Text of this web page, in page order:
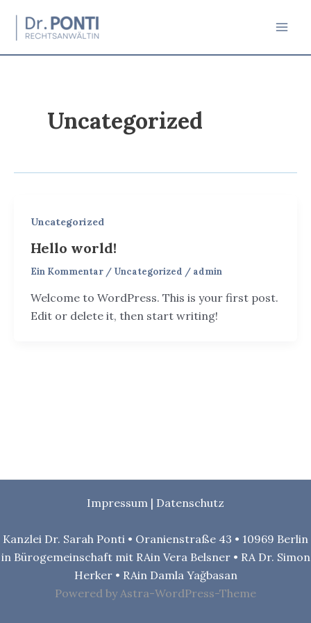
Inhalt
springen
Uncategorized
Uncategorized
Hello world!
Ein Kommentar / Uncategorized / admin
Welcome to WordPress. This is your first post.
Edit or delete it, then start writing!
Impressum | Datenschutz
Kanzlei Dr. Sarah Ponti • Oranienstraße 43 • 10969 Berlin
in Bürogemeinschaft mit RAin Vera Belsner • RA Dr. Simon
Herker• RAin Damla Yağbasan
Powered by Astra-WordPress-Theme